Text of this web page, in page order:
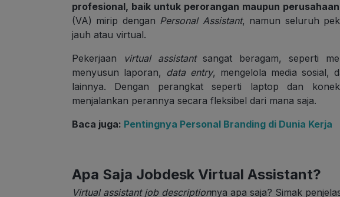
profesional, baik untuk perorangan maupun perusahaan
(VA) mirip dengan Personal Assistant, namun seluruh
jauh atau virtual.
Pekerjaan virtual assistantsangat beragam, seperti
menyusun laporan, data entry, mengelola media sosial,
lainnya. Dengan perangkat seperti laptop dan
menjalankan perannya secara fleksibel dari mana saja.
Baca juga: Pentingnya Personal Branding di Dunia Kerja
Apa Saja Jobdesk Virtual Assistant?
Virtual assistant job descriptionnya apa saja? Simak